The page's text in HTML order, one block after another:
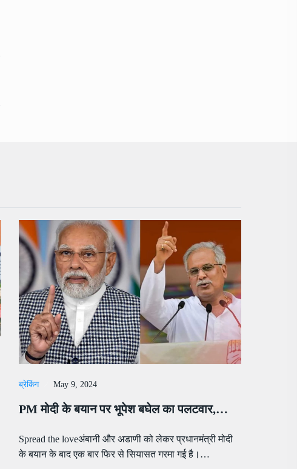
ब्रेकिंग May 9, 2024
PM मोदी के बयान पर भूपेश बघेल का पलटवार,…
Spread the loveअंबानी और अडाणी को लेकर प्रधानमंत्री मोदी
के बयान के बाद एक बार फिर से सियासत गरमा गई है।…